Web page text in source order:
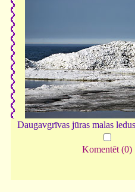
Daugavgrīvas jūras malas
Komentēt (0)